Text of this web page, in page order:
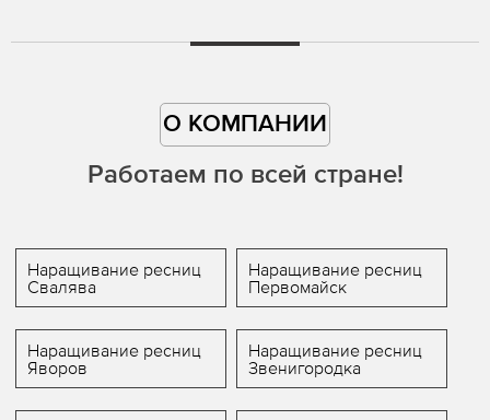
О КОМПАНИИ
Работаем по всей стране!
Наращивание ресниц
Свалява
Наращивание ресниц
Первомайск
Наращивание ресниц
Яворов
Наращивание ресниц
Звенигородка